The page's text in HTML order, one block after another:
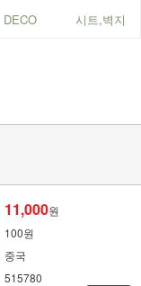
DECO 시트,벽지
11,000원
100원
중국
515780